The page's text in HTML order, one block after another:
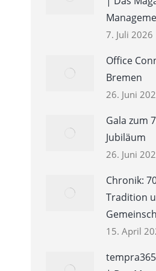
7. Juli 2026
Office
Bremen
26. Juni
Gala zum
Jubiläum
26. Juni
Chronik:
Tradition
15. April